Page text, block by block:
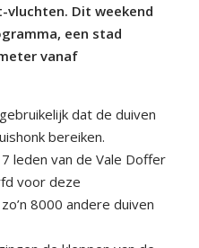
vluchten. Dit weekend
een stad
vanaf
dat de duiven
bereiken.
leden van de Vale Doffer
voor deze
8000 andere duiven